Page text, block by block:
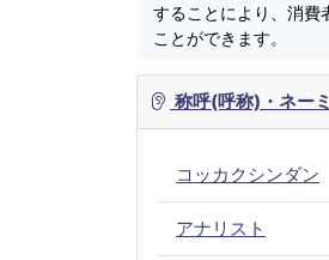
することにより、消費
ことができます。
称呼(呼称)・ネー
コッカクシンダン
アナリスト